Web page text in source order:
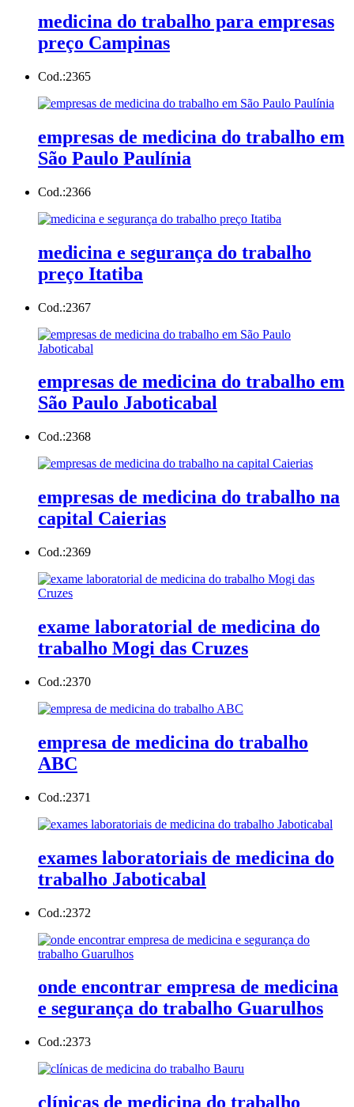
medicina do trabalho para empresas
preço Campinas
Cod.:2365
empresas de medicina do trabalho em
São Paulo Paulínia
Cod.:2366
medicina e segurança do trabalho
preço Itatiba
Cod.:2367
empresas de medicina do trabalho em
São Paulo Jaboticabal
Cod.:2368
empresas de medicina do trabalho na
capital Caierias
Cod.:2369
exame laboratorial de medicina do
trabalho Mogi das Cruzes
Cod.:2370
empresa de medicina do trabalho
ABC
Cod.:2371
exames laboratoriais de medicina do
trabalho Jaboticabal
Cod.:2372
onde encontrar empresa de medicina
e segurança do trabalho Guarulhos
Cod.:2373
clínicas de medicina do trabalho